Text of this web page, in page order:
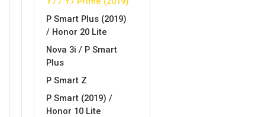
P Smart Plus (2019)
/ Honor 20 Lite
Nova 3i / P Smart
Plus
P Smart Z
P Smart (2019) /
Honor 10 Lite